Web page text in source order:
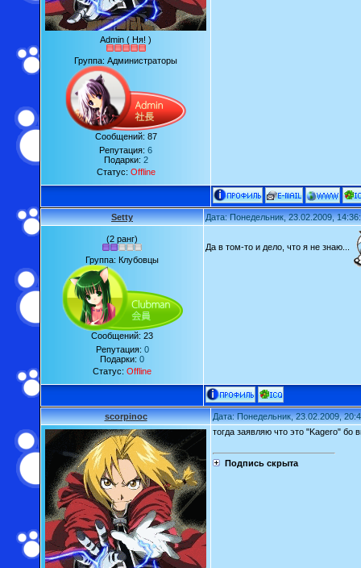
Admin ( Ня! )
Группа: Администраторы
Сообщений: 87
Репутация: 6
Подарки: 2
Статус: Offline
Setty Дата: Понедельник, 23.02.2009,
(2 ранг)
Группа: Клубовцы
Сообщений: 23
Репутация: 0
Подарки: 0
Статус: Offline
Да в том-то и дело, что я не знаю...
scorpinoc Дата: Понедельник, 23.02.2009,
тогда заявляю что это "Kagero" бо
Подпись скрыта